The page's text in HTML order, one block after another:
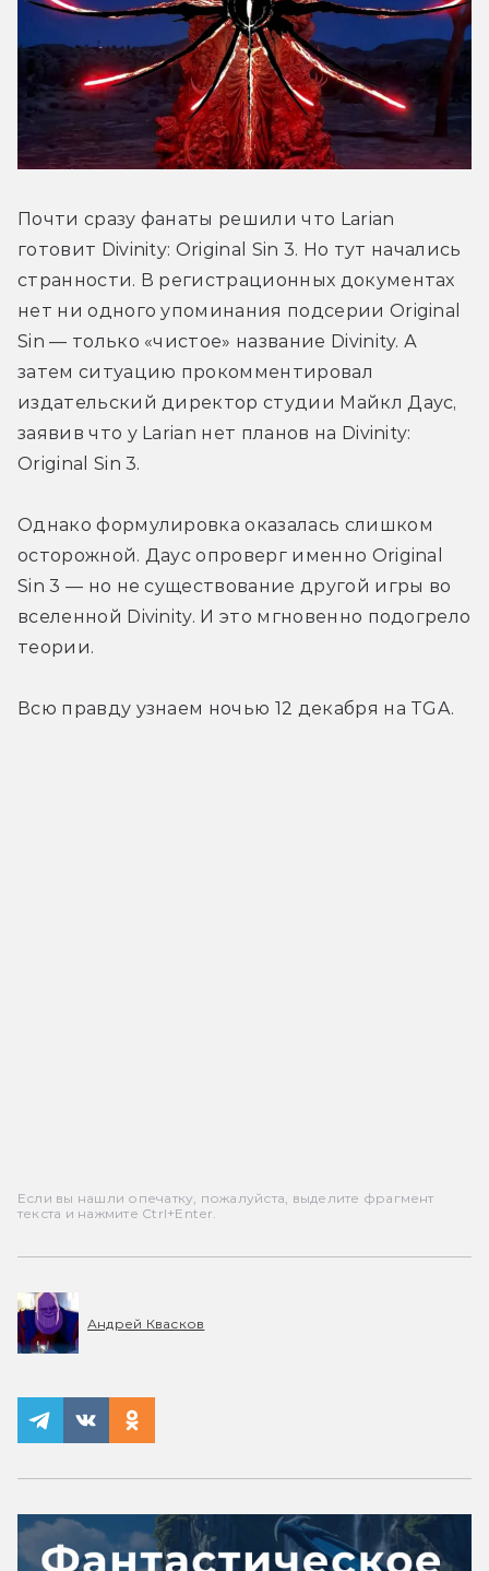
Почти сразу фанаты решили что Larian
готовит Divinity: Original Sin 3. Но тут начались
странности. В регистрационных документах
нет ни одного упоминания подсерии Original
Sin — только «чистое» название Divinity. А
затем ситуацию прокомментировал
издательский директор студии Майкл Даус,
заявив что у Larian нет планов на Divinity:
Original Sin 3.
Однако формулировка оказалась слишком
осторожной. Даус опроверг именно Original
Sin 3 — но не существование другой игры во
вселенной Divinity. И это мгновенно подогрело
теории.
Всю правду узнаем ночью 12 декабря на TGA.
Если вы нашли опечатку, пожалуйста, выделите фрагмент
текста и нажмите Ctrl+Enter.
Андрей Квасков